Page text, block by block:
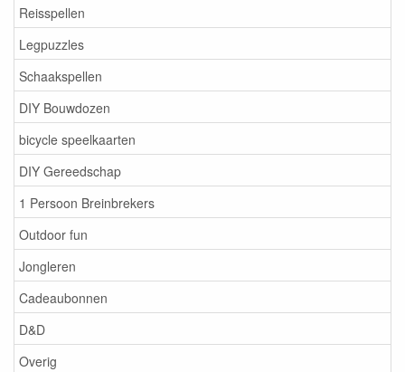
Reisspellen
Legpuzzles
Schaakspellen
DIY Bouwdozen
bicycle speelkaarten
DIY Gereedschap
1 Persoon Breinbrekers
Outdoor fun
Jongleren
Cadeaubonnen
D&D
Overig